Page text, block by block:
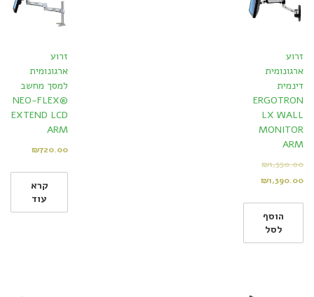
זרוע
ארגונומית
דינמית
ERGOTRON
LX WALL
MONITOR
ARM
₪1,550.00
₪1,390.00
הוסף
לסל
זרוע
ארגונומית
למסך מחשב
NEO-FLEX®
EXTEND LCD
ARM
₪720.00
קרא
עוד